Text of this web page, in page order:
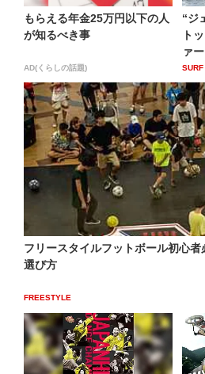
もらえる年金25万円以下の人
が知るべき事
AD(くらしの話題)
“ジ
ト
ァー
SURF
フリースタイルフットボール初心
選び方
FREESTYLE